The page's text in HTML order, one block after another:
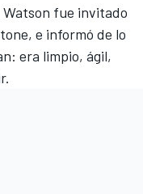
fue invitado
e informó de lo
era limpio, ágil,